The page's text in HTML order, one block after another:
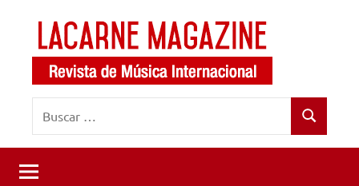
contenido
LaCarne
Magazine
de
música
internacional
Buscar